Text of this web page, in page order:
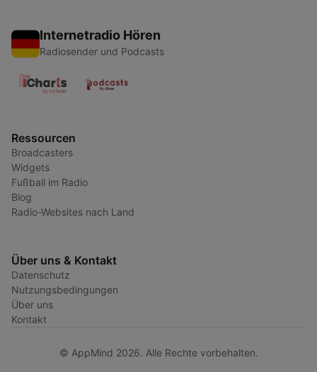
Internetradio Hören
Radiosender und Podcasts
Ressourcen
Broadcasters
Widgets
Fußball im Radio
Blog
Radio-Websites nach Land
Über uns & Kontakt
Datenschutz
Nutzungsbedingungen
Über uns
Kontakt
© AppMind 2026. Alle Rechte vorbehalten.